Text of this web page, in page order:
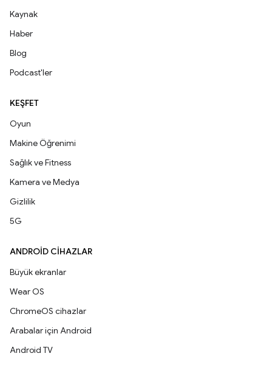
Kaynak
Haber
Blog
Podcast'ler
KEŞFET
Oyun
Makine Öğrenimi
Sağlık ve Fitness
Kamera ve Medya
Gizlilik
5G
ANDROID CIHAZLAR
Büyük ekranlar
Wear OS
ChromeOS cihazlar
Arabalar için Android
Android TV